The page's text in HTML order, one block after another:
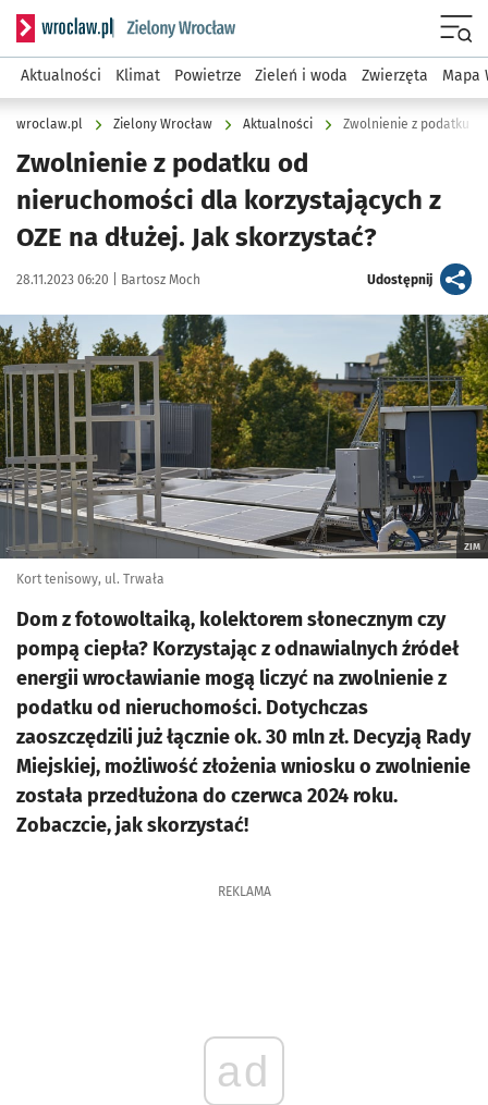
Serwis informacyjny wroclaw.pl podserwis: Środowisko we
Aktualności Klimat Powietrze Zieleń i woda Zwierzęta Mapa
wroclaw.pl Zielony Wrocław Aktualności Zwolnienie z podatku
Zwolnienie z podatku od
nieruchomości dla korzystających z
OZE na dłużej. Jak skorzystać?
Data publikacji:
28.11.2023 06:20 | Autor:
Bartosz Moch Udostępnijartykuł
Kliknij, aby powiększyć
ZIM
Kort tenisowy, ul. Trwała
Dom z fotowoltaiką, kolektorem słonecznym czy
pompą ciepła? Korzystając z odnawialnych źródeł
energii wrocławianie mogą liczyć na zwolnienie z
podatku od nieruchomości. Dotychczas
zaoszczędzili już łącznie ok. 30 mln zł. Decyzją Rady
Miejskiej, możliwość złożenia wniosku o zwolnienie
została przedłużona do czerwca 2024 roku.
Zobaczcie, jak skorzystać!
REKLAMA
ad